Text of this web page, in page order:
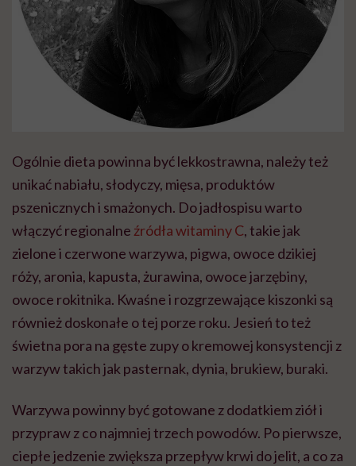
Ogólnie dieta powinna być lekkostrawna, należy też
unikać nabiału, słodyczy, mięsa, produktów
pszenicznych i smażonych. Do jadłospisu warto
włączyć regionalne źródła witaminy C, takie jak
zielone i czerwone warzywa, pigwa, owoce dzikiej
róży, aronia, kapusta, żurawina, owoce jarzębiny,
owoce rokitnika. Kwaśne i rozgrzewające kiszonki są
również doskonałe o tej porze roku. Jesień to też
świetna pora na gęste zupy o kremowej konsystencji z
warzyw takich jak pasternak, dynia, brukiew, buraki.
Warzywa powinny być gotowane z dodatkiem ziół i
przypraw z co najmniej trzech powodów. Po pierwsze,
ciepłe jedzenie zwiększa przepływ krwi do jelit, a co za